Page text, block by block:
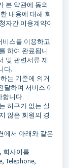
본 약관에 동의
내용에 대해 회
자간 이용계약이
비스를 이용하고
하여 완료됩니
및 관련서류 제
다.
는 기준에 의거
달하며 서비스 이
합니다.
허구가 없는 실
않은 회원의 경
에서 아래와 같은
회사이름
Telephone,